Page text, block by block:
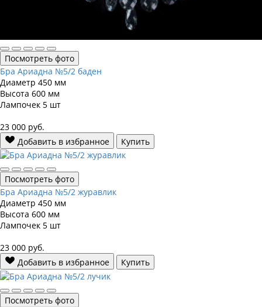
Посмотреть фото
Бра Ариадна №5/2 баден
Диаметр 450 мм
Высота 600 мм
Лампочек 5 шт
23 000 руб.
Добавить в избранное
Купить
Посмотреть фото
Бра Ариадна №5/2 журавлик
Диаметр 450 мм
Высота 600 мм
Лампочек 5 шт
23 000 руб.
Добавить в избранное
Купить
Посмотреть фото